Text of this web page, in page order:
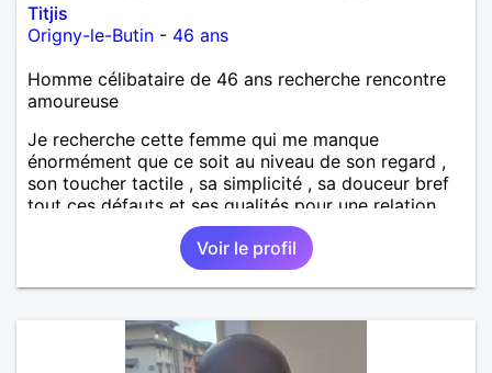
Titjis
Origny-le-Butin - 46 ans
Homme célibataire de 46 ans recherche rencontre
amoureuse
Je recherche cette femme qui me manque
énormément que ce soit au niveau de son regard ,
son toucher tactile , sa simplicité , sa douceur bref
tout ces défauts et ses qualités pour une relation
Voir le profil